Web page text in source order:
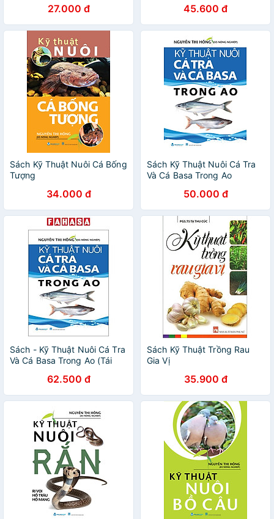
27.000 đ 45.600 đ
Sách Kỹ Thuật Nuôi Cá Bống
Tượng
34.000 đ
Sách Kỹ Thuật Nuôi Cá Tra
Và Cá Basa Trong Ao
50.000 đ
Sách - Kỹ Thuật Nuôi Cá Tra
Và Cá Basa Trong Ao (Tái
62.500 đ
Sách Kỹ Thuật Trồng Rau
Gia Vị
35.900 đ